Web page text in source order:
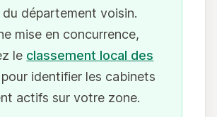
département voisin.
mise en concurrence,
le classement local des
pour identifier les cabinets
actifs sur votre zone.